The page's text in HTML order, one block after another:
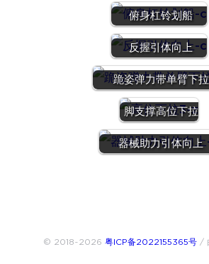
俯身杠铃划船
反握引体向上
跪姿弹力带单臂下拉
脚支撑高位下拉
器械助力引体向上
© 2018~2026 粤ICP备2022155365号/